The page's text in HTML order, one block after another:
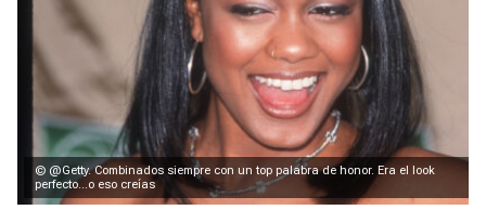
© @Getty. Combinados siempre con un top palabra de honor. Era el look
perfecto...o eso creías